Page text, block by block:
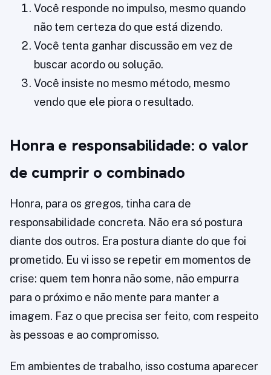
Você responde no impulso, mesmo quando
não tem certeza do que está dizendo.
Você tenta ganhar discussão em vez de
buscar acordo ou solução.
Você insiste no mesmo método, mesmo
vendo que ele piora o resultado.
Honra e responsabilidade: o valor
de cumprir o combinado
Honra, para os gregos, tinha cara de
responsabilidade concreta. Não era só postura
diante dos outros. Era postura diante do que foi
prometido. Eu vi isso se repetir em momentos de
crise: quem tem honra não some, não empurra
para o próximo e não mente para manter a
imagem. Faz o que precisa ser feito, com respeito
às pessoas e ao compromisso.
Em ambientes de trabalho, isso costuma aparecer